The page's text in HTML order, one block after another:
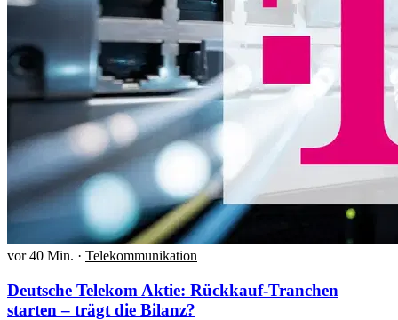
vor 40 Min. · Telekommunikation
Deutsche Telekom Aktie: Rückkauf-Tranchen
starten – trägt die Bilanz?